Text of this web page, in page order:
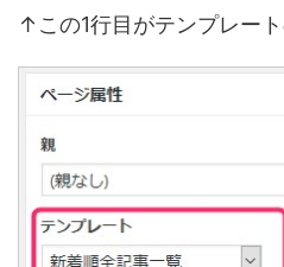
↑この1行目がテンプレート